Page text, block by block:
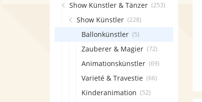
Show Künstler & Tänzer (253)
Show Künstler (228)
Ballonkünstler (5)
Zauberer & Magier (72)
Animationskünstler (69)
Varieté & Travestie (66)
Kinderanimation (52)